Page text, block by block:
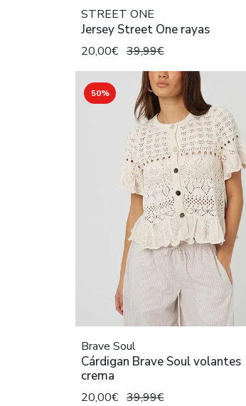
STREET ONE
Jersey Street One rayas
20,00€ 39,99€
50%
Brave Soul
Cárdigan Brave Soul volantes
crema
20,00€ 39,99€